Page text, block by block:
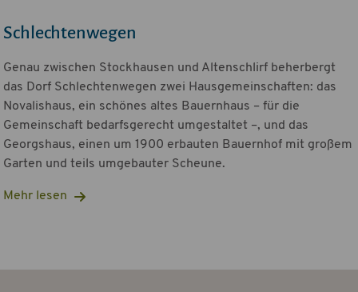
Schlechtenwegen
Genau zwischen Stockhausen und Altenschlirf beherbergt
das Dorf Schlechtenwegen zwei Hausgemeinschaften: das
Novalishaus, ein schönes altes Bauernhaus – für die
Gemeinschaft bedarfsgerecht umgestaltet –, und das
Georgshaus, einen um 1900 erbauten Bauernhof mit großem
Garten und teils umgebauter Scheune.
Mehr lesen